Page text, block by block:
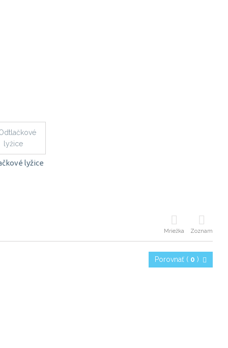
lyžice
Mriežka Zoznam
Porovnať ( 0 )